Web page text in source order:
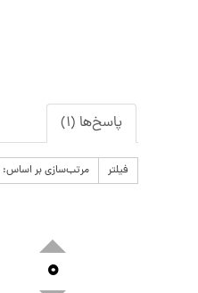
پاسخ‌ها (۱)
فیلتر مرتب‌سازی بر اساس:
۰